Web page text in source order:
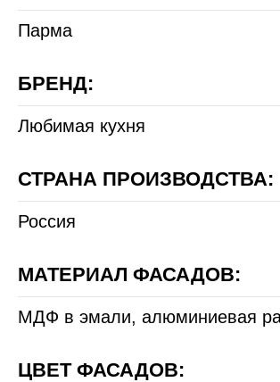
Парма
БРЕНД:
Любимая кухня
СТРАНА ПРОИЗВОДСТВА:
Россия
МАТЕРИАЛ ФАСАДОВ:
МДФ в эмали, алюминиевая
ЦВЕТ ФАСАДОВ: